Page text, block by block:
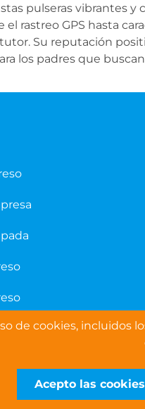
de cookies, incluidos
Acepto las
pulseras vibrantes
rastreo GPS hasta
Su reputación
los padres que